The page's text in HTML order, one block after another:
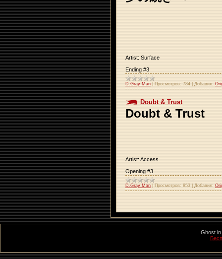
Artist: Surface
Ending #3
D.Gray Man Просмотров: 784 Добавил:
Doubt & Trust
Doubt & Trust
Artist: Access
Opening #3
D.Gray Man Просмотров: 853 Добавил:
Ghost